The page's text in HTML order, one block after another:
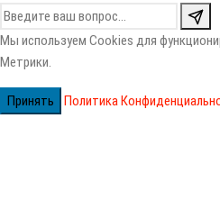
Мы используем Cookies для
Метрики.
Принять Политика